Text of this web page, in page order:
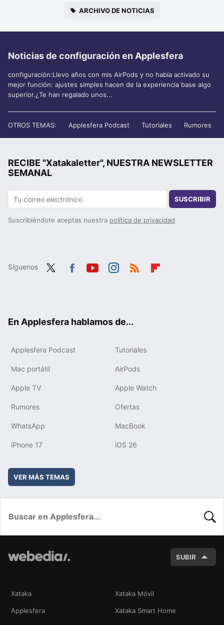
ARCHIVO DE NOTICIAS
Noticias de configuración en Applesfera
configuración:Llevo años con mis AirPods y no había activado su
mejor función: ajustes simples hacen de la experiencia base algo
superior.¿Te han regalado unos...
OTROS TEMAS: Applesfera Podcast Tutoriales Rumores
RECIBE "Xatakaletter", NUESTRA NEWSLETTER
SEMANAL
SUSCRIBIR
Suscribiéndote aceptas nuestra política de privacidad
Síguenos
En Applesfera hablamos de...
Applesfera Podcast Tutoriales
Mac portátil AirPods
Apple TV Apple Watch
Rumores Ofertas
WhatsApp MacBook
iPhone 17 iOS 26
VER MÁS TEMAS
SUBIR
Xataka Xataka Móvil
Applesfera Xataka Smart Home